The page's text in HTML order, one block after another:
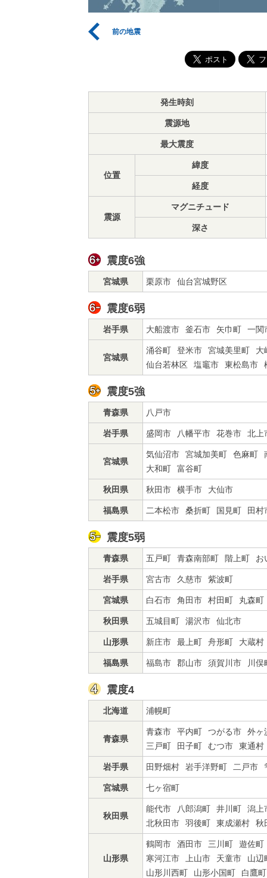
前の地震
発生時刻
震源地
最大震度
位置
緯度
経度
震源
マグニチュード
深さ
震度6強
宮城県 栗原市 仙台宮城野区
震度6弱
岩手県 大船渡市 釜石市 矢巾町 一関
宮城県
涌谷町 登米市 宮城美里町 大
仙台若林区
塩竈市 東松島市
震度5強
青森県 八戸市
岩手県 盛岡市 八幡平市 花巻市 北上
宮城県
気仙沼市 宮城加美町 色麻町
大和町
富谷町
秋田県 秋田市 横手市 大仙市
福島県 二本松市 桑折町 国見町 田村
震度5弱
青森県 五戸町 青森南部町 階上町 お
岩手県 宮古市 久慈市 紫波町
宮城県 白石市 角田市 村田町 丸森町
秋田県 五城目町 湯沢市 仙北市
山形県 新庄市 最上町 舟形町 大蔵村
福島県 福島市 郡山市 須賀川市 川俣
震度4
北海道 浦幌町
青森県
青森市 平内町 つがる市 外ヶ
三戸町
田子町 むつ市 東通村
岩手県 田野畑村 岩手洋野町 二戸市
宮城県 七ヶ宿町
秋田県
能代市 八郎潟町 井川町 潟上
北秋田市
羽後町 東成瀬村 秋
山形県
鶴岡市 酒田市 三川町 遊佐町
寒河江市
上山市 天童市 山辺
山形川西町
山形小国町 白鷹町